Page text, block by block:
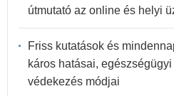
útmutató az online és helyi
Friss kutatások és
káros hatásai,
védekezés módjai